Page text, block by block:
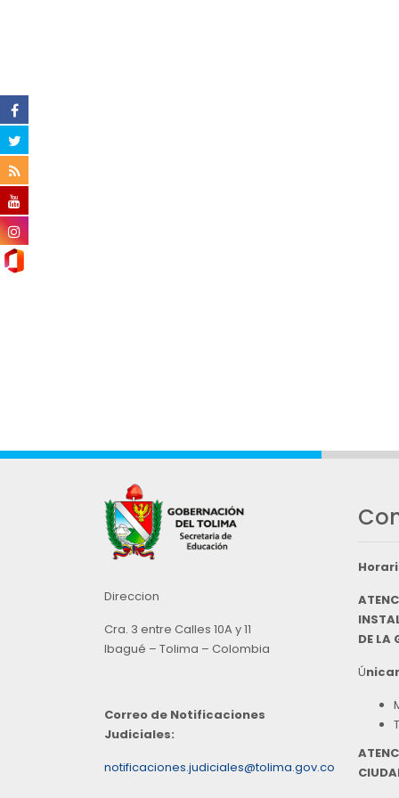
Direccion
Cra. 3 entre Calles 10A y 11
Ibagué – Tolima – Colombia
Correo de Notificaciones
Judiciales:
notificaciones.judiciales@tolima.gov.co
DE LA
Ú